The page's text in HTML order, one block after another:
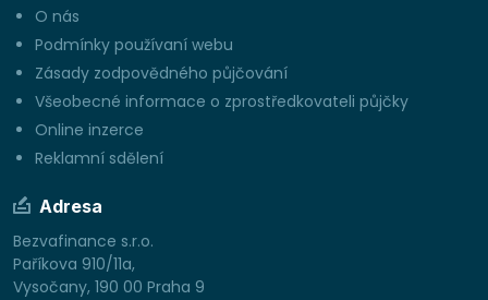
O nás
Podmínky používaní webu
Zásady zodpovědného půjčování
Všeobecné informace o zprostředkovateli půjčky
Online inzerce
Reklamní sdělení
Adresa
Bezvafinance s.r.o.
Paříkova 910/11a,
Vysočany, 190 00 Praha 9